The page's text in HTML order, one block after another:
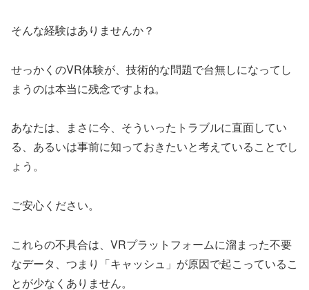
そんな経験はありませんか？
せっかくのVR体験が、技術的な問題で台無しになってし
まうのは本当に残念ですよね。
あなたは、まさに今、そういったトラブルに直面してい
る、あるいは事前に知っておきたいと考えていることでし
ょう。
ご安心ください。
これらの不具合は、VRプラットフォームに溜まった不要
なデータ、つまり「キャッシュ」が原因で起こっているこ
とが少なくありません。